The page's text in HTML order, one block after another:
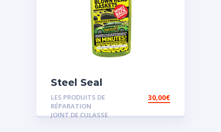
Steel Seal
LES PRODUITS DE
RÉPARATION
JOINT DE CULASSE
30,00€